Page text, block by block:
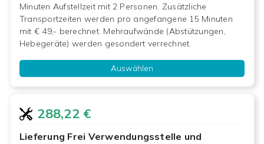
Minuten Aufstellzeit mit 2 Personen. Zusätzliche
Transportzeiten werden pro angefangene 15 Minuten
mit € 49,- berechnet. Mehraufwände (Abstützungen,
Hebegeräte) werden gesondert verrechnet.
Auswählen
288,22 €
Lieferung Frei Verwendungsstelle und